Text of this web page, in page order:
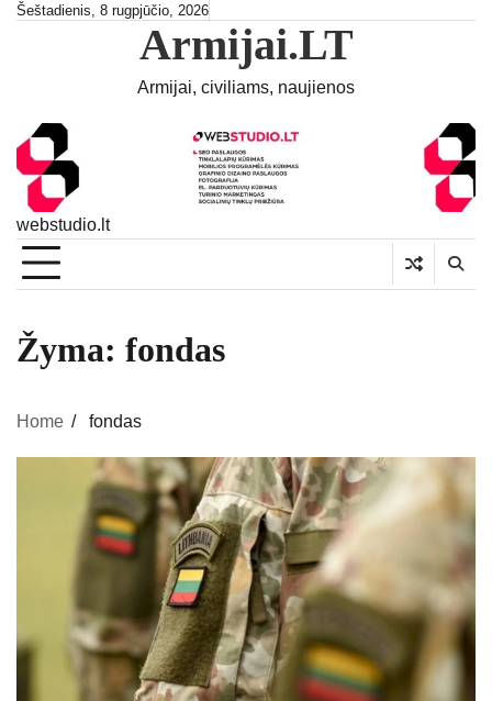
SkipŠeštadienis, 8 rugpjūčio, 2026
Armijai.LT
Armijai, civiliams, naujienos
webstudio.lt
Žyma: fondas
Home fondas